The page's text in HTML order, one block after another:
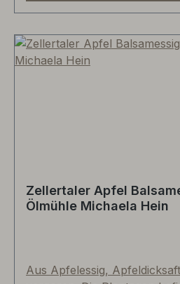
Zellertaler Apfel
Ölmühle Michaela Hein
Aus Apfelessig,